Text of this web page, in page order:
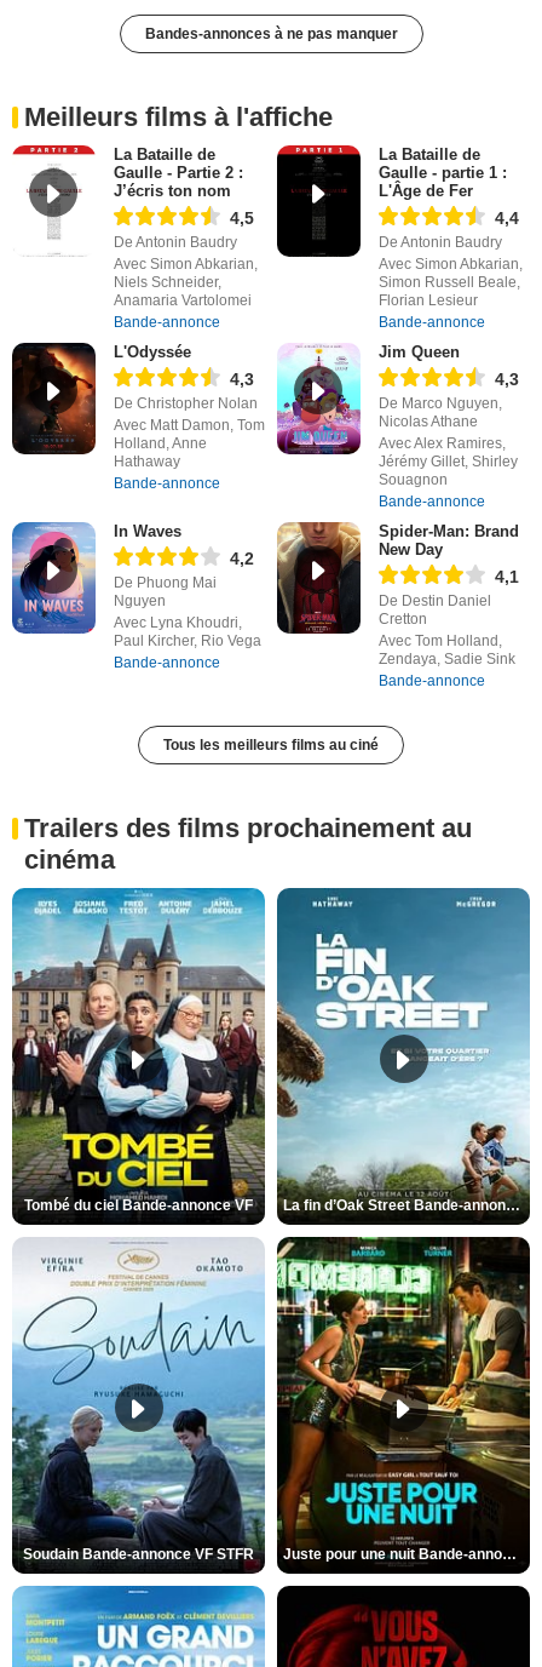
Bandes-annonces à ne pas manquer
Meilleurs films à l'affiche
La Bataille de
Gaulle - Partie 2 :
J’écris ton nom
4,5
De Antonin Baudry
Avec Simon Abkarian,
Niels Schneider,
Anamaria Vartolomei
Bande-annonce
La Bataille de
Gaulle - partie 1 :
L'Âge de Fer
4,4
De Antonin Baudry
Avec Simon Abkarian,
Simon Russell Beale,
Florian Lesieur
Bande-annonce
L'Odyssée
4,3
De Christopher Nolan
Avec Matt Damon, Tom
Holland, Anne
Hathaway
Bande-annonce
Jim Queen
4,3
De Marco Nguyen,
Nicolas Athane
Avec Alex Ramires,
Jérémy Gillet, Shirley
Souagnon
Bande-annonce
In Waves
4,2
De Phuong Mai
Nguyen
Avec Lyna Khoudri,
Paul Kircher, Rio Vega
Bande-annonce
Spider-Man: Brand
New Day
4,1
De Destin Daniel
Cretton
Avec Tom Holland,
Zendaya, Sadie Sink
Bande-annonce
Tous les meilleurs films au ciné
Trailers des films prochainement au
cinéma
Tombé du ciel Bande-annonce VF La fin d’Oak Street Bande-annonce VO STFR
Soudain Bande-annonce VF STFR Juste pour une nuit Bande-annonce VO STFR